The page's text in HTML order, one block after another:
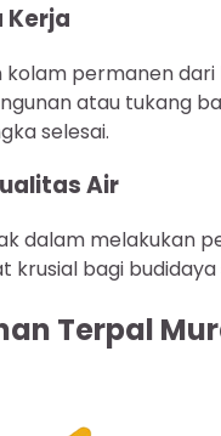
Kerja
permanen
atau tukang
selesai.
Air
dalam melakukan
krusial bagi
Terpal